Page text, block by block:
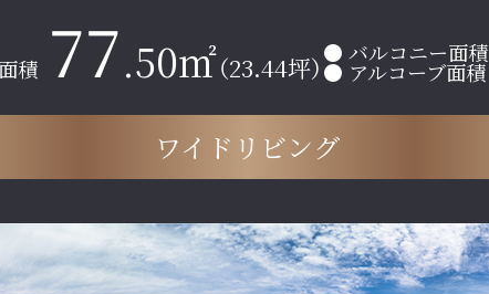
積 77.50㎡（23.44坪）● バルコニー面積
● アルコーブ面積
ワイドリビング